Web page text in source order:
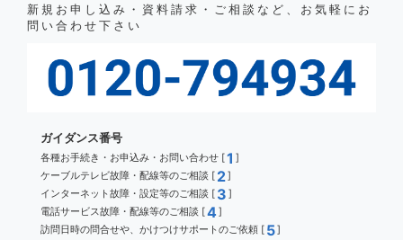
新規お申し込み・資料請求・ご相談など、お気軽にお
問い合わせ下さい
ガイダンス番号
各種お手続き・お申込み・お問い合わせ [1 ]
ケーブルテレビ故障・配線等のご相談 [ 2]
インターネット故障・設定等のご相談 [ 3 ]
電話サービス故障・配線等のご相談 [4]
訪問日時の問合せや、かけつけサポートのご依頼 [ 5]